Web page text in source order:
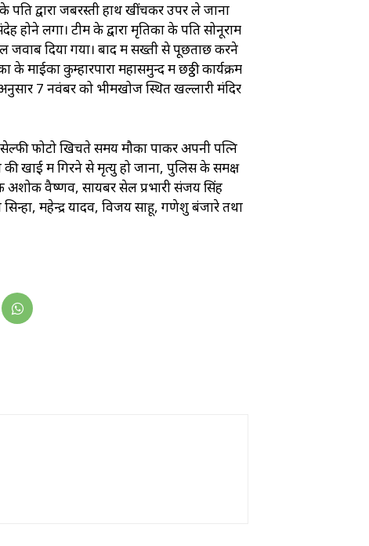
पति द्वारा जबरस्ती हाथ खींचकर उपर ले जाना
होने लगा। टीम के द्वारा मृतिका के पति सोनूराम
जवाब दिया गया। बाद में सख्ती से पूछताछ करने
माईका कुम्हारपारा महासमुन्द में छठ्ठी कार्यक्रम
7 नवंबर को भीमखोज स्थित खल्लारी मंदिर
फोटो खिचते समय मौका पाकर अपनी पत्नि
खाई में गिरने से मृत्यु हो जाना, पुलिस के समक्ष
अशोक वैष्णव, सायबर सेल प्रभारी संजय सिंह
महेन्द्र यादव, विजय साहू, गणेशु बंजारे तथा